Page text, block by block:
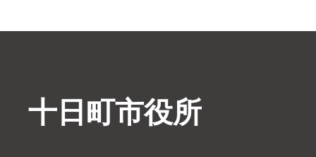
十日町市役所